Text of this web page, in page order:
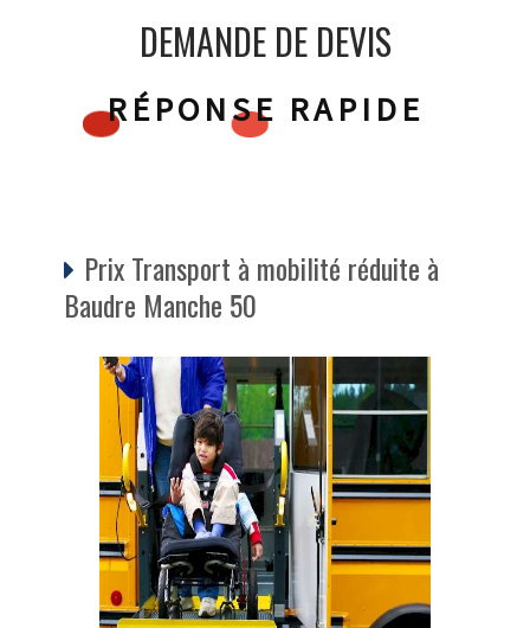
DEMANDE DE DEVIS
RÉPONSE RAPIDE
Prix Transport à mobilité réduite à
Baudre Manche 50